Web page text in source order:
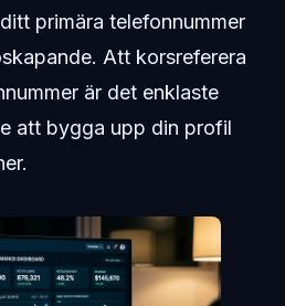
primära telefonnummer
Att korsreferera
är det enklaste
att bygga upp din profil